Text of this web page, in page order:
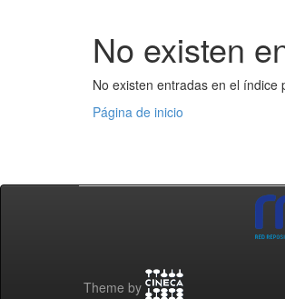
No existen
No existen entradas en el índice
Página de inicio
Theme by